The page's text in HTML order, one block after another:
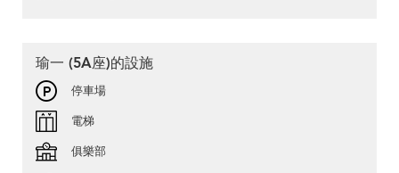
瑜一 (5A座)的設施
停車場
電梯
俱樂部